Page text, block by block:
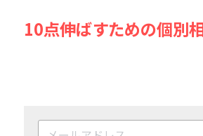
10点伸ばすための個別